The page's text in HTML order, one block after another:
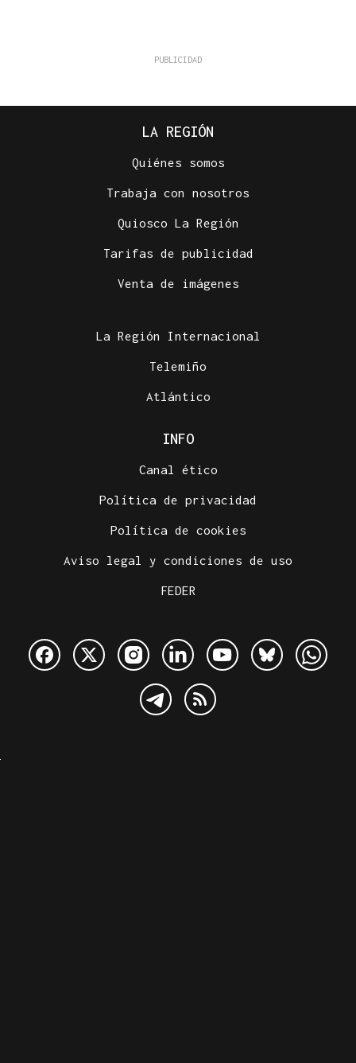
LA REGIÓN
Quiénes somos
Trabaja con nosotros
Quiosco La Región
Tarifas de publicidad
Venta de imágenes
La Región Internacional
Telemiño
Atlántico
INFO
Canal ético
Política de privacidad
Política de cookies
Aviso legal y condiciones de uso
FEDER